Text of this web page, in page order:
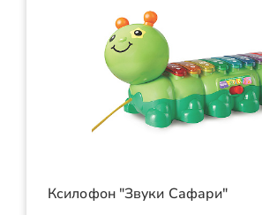
Ксилофон "Звуки Сафари"